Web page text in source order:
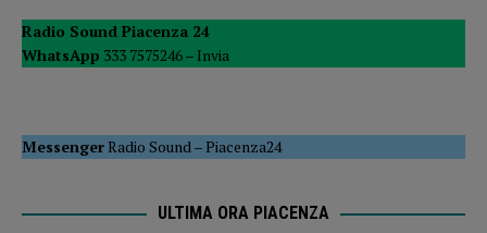
Radio Sound Piacenza 24
WhatsApp 333 7575246 – Invia
MessengerRadio Sound –Piacenza24
ULTIMA ORA PIACENZA